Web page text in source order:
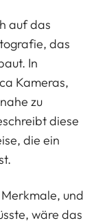
auf das
das
In
Kameras,
zu
diese
die ein
und
wäre das